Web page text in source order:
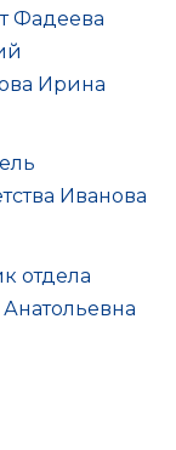
Фадеева
Ирина
Иванова
отдела